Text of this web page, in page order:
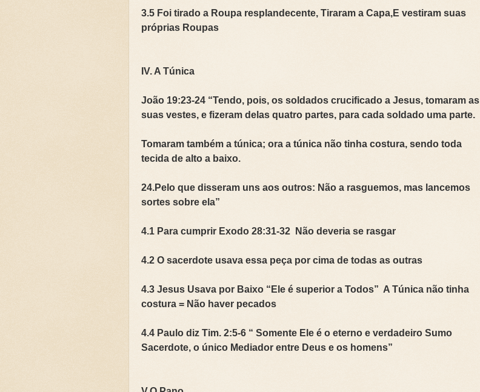
3.5 Foi tirado a Roupa resplandecente, Tiraram a Capa,E vestiram suas
próprias Roupas
IV. A Túnica
João 19:23-24 “Tendo, pois, os soldados crucificado a Jesus, tomaram as
suas vestes, e fizeram delas quatro partes, para cada soldado uma parte.
Tomaram também a túnica; ora a túnica não tinha costura, sendo toda
tecida de alto a baixo.
24.Pelo que disseram uns aos outros: Não a rasguemos, mas lancemos
sortes sobre ela”
4.1 Para cumprir Exodo 28:31-32 Não deveria se rasgar
4.2 O sacerdote usava essa peça por cima de todas as outras
4.3 Jesus Usava por Baixo “Ele é superior a Todos” A Túnica não tinha
costura = Não haver pecados
4.4 Paulo diz Tim. 2:5-6 “ Somente Ele é o eterno e verdadeiro Sumo
Sacerdote, o único Mediador entre Deus e os homens”